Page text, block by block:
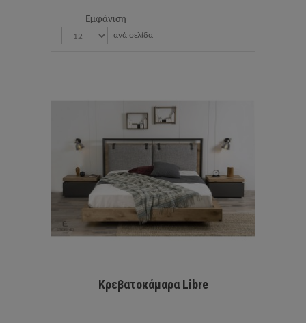
Εμφάνιση
ανά σελίδα
Κρεβατοκάμαρα Libre